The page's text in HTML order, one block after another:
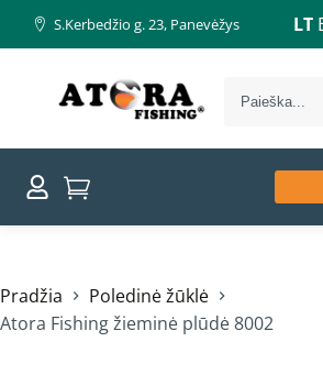
S.Kerbedžio g. 23, Panevėžys LT
Pradžia
Poledinė žūklė
Atora Fishing žieminė plūdė 8002